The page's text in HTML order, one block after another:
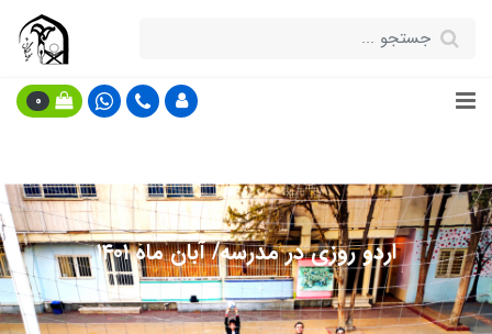
0
اردو روزی در مدرسه/ آبان ماه ۱۴۰۱